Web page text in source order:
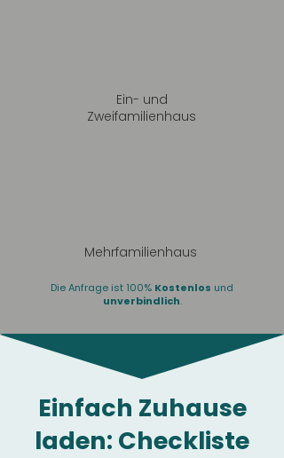
Ein- und
Zweifamilienhaus
Mehrfamilienhaus
Die Anfrage ist 100% Kostenlos und
unverbindlich.
Einfach Zuhause
laden: Checkliste